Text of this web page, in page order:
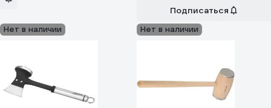
Подписаться
Нет в наличии Нет в наличии